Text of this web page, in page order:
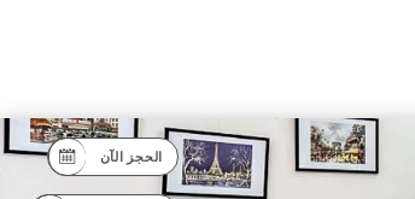
الحجز الآن